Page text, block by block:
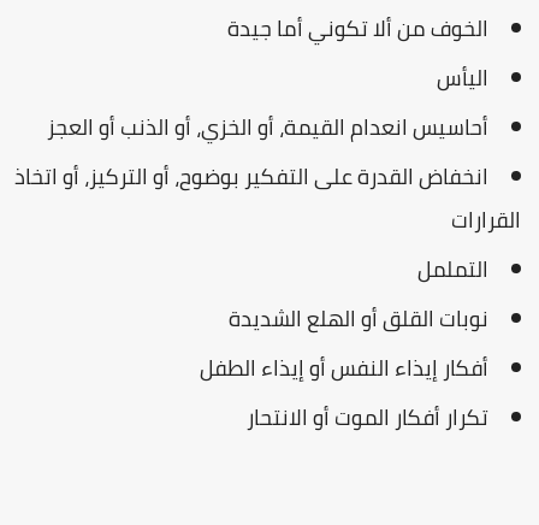
الخوف من ألا تكوني أما جيدة
اليأس
أحاسيس انعدام القيمة، أو الخزي، أو الذنب أو العجز
انخفاض القدرة على التفكير بوضوح، أو التركيز، أو اتخاذ
القرارات
التململ
نوبات القلق أو الهلع الشديدة
أفكار إيذاء النفس أو إيذاء الطفل
تكرار أفكار الموت أو الانتحار